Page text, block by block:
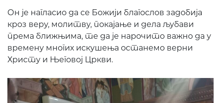
Он је нагласио да се Божији благослов задобија
кроз веру, молитву, покајање и дела љубави
према ближњима, те да је нарочито важно да у
времену многих искушења останемо верни
Христу и Његовој Цркви.